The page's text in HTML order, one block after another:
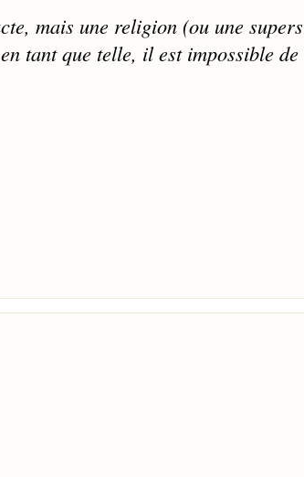
mais une religion (ou une
tant que telle, il est impossible de